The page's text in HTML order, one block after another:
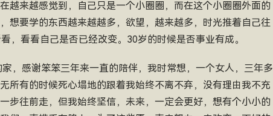
越来越感觉到，自己只是一个小圈圈，而在这个小圈圈外面的
想要学的东西越来越越多，欲望，越来越多，时光推着自己往
，看看自己是否已经改变。30岁的时候是否事业有成。
，感谢笨笨三年来一直的陪伴，我时常想，一个女人，三年多
所有的时候死心塌地的跟着我始终不离不弃，没有理由我不充
步往前走，但我始终坚信，未来，一定会更好，想有个小小的